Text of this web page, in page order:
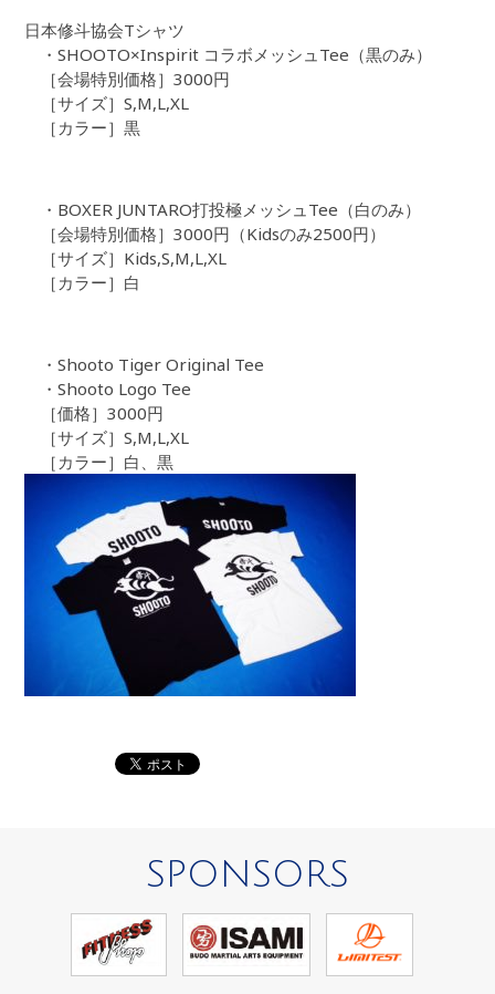
日本修斗協会Tシャツ
・SHOOTO×Inspirit コラボメッシュTee（黒のみ）
［会場特別価格］3000円
［サイズ］S,M,L,XL
［カラー］黒
・BOXER JUNTARO打投極メッシュTee（白のみ）
［会場特別価格］3000円（Kidsのみ2500円）
［サイズ］Kids,S,M,L,XL
［カラー］白
・Shooto Tiger Original Tee
・Shooto Logo Tee
［価格］3000円
［サイズ］S,M,L,XL
［カラー］白、黒
SPONSORS